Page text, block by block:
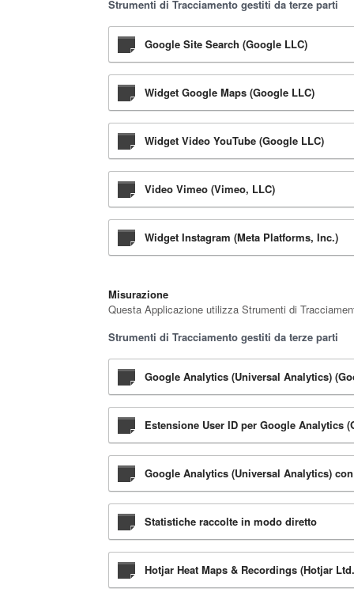
Strumenti di Tracciamento gestiti da terze parti
Google Site Search (Google LLC)
Widget Google Maps (Google LLC)
Widget Video YouTube (Google LLC)
Video Vimeo (Vimeo, LLC)
Widget Instagram (Meta Platforms, Inc.)
Misurazione
Questa Applicazione utilizza Strumenti di
Strumenti di Tracciamento gestiti da terze parti
Google Analytics (Universal Analytics)
Estensione User ID per Google Analytics
Google Analytics (Universal Analytics)
Statistiche raccolte in modo diretto
Hotjar Heat Maps & Recordings (Hotjar